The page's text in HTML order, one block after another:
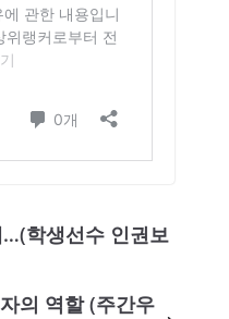
학생선수 인권보
의 역할 (주간우